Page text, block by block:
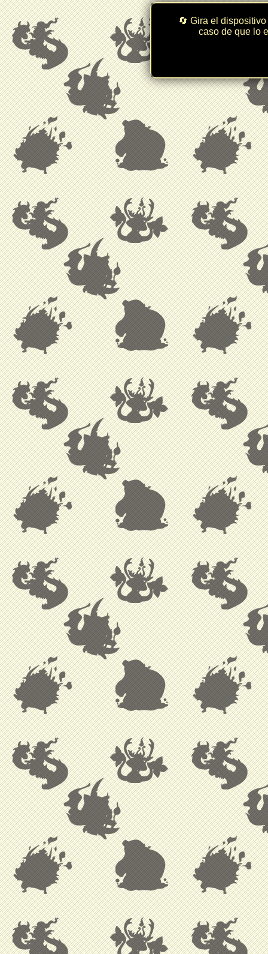
🔄 Gira el
caso de que lo